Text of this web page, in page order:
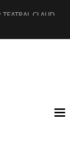
TEATRAL CLAUDIO
DEL TOMATAZO
3.0] EN EXVITA
[RELATIVA
A SERRAT
PERSECUTORIA]